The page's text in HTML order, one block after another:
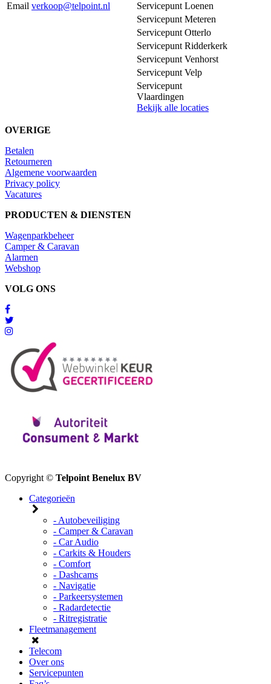
Email verkoop@telpoint.nl
Servicepunt Loenen
Servicepunt Meteren
Servicepunt Otterlo
Servicepunt Ridderkerk
Servicepunt Venhorst
Servicepunt Velp
Servicepunt
Vlaardingen
Bekijk alle locaties
OVERIGE
Betalen
Retourneren
Algemene voorwaarden
Privacy policy
Vacatures
PRODUCTEN & DIENSTEN
Wagenparkbeheer
Camper & Caravan
Alarmen
Webshop
VOLG ONS
Copyright © Telpoint Benelux BV
Categorieën
- Autobeveiliging
- Camper & Caravan
- Car Audio
- Carkits & Houders
- Comfort
- Dashcams
- Navigatie
- Parkeersystemen
- Radardetectie
- Ritregistratie
Fleetmanagement
Telecom
Over ons
Servicepunten